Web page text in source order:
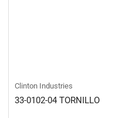
Clinton Industries
33-0102-04 TORNILLO